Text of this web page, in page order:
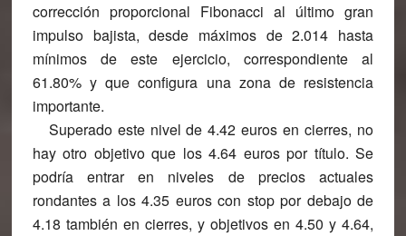
corrección proporcional Fibonacci al último gran
impulso bajista, desde máximos de 2.014 hasta
mínimos de este ejercicio, correspondiente al
61.80% y que configura una zona de resistencia
importante.
Superado este nivel de 4.42 euros en cierres, no
hay otro objetivo que los 4.64 euros por título. Se
podría entrar en niveles de precios actuales
rondantes a los 4.35 euros con stop por debajo de
4.18 también en cierres, y objetivos en 4.50 y 4.64,